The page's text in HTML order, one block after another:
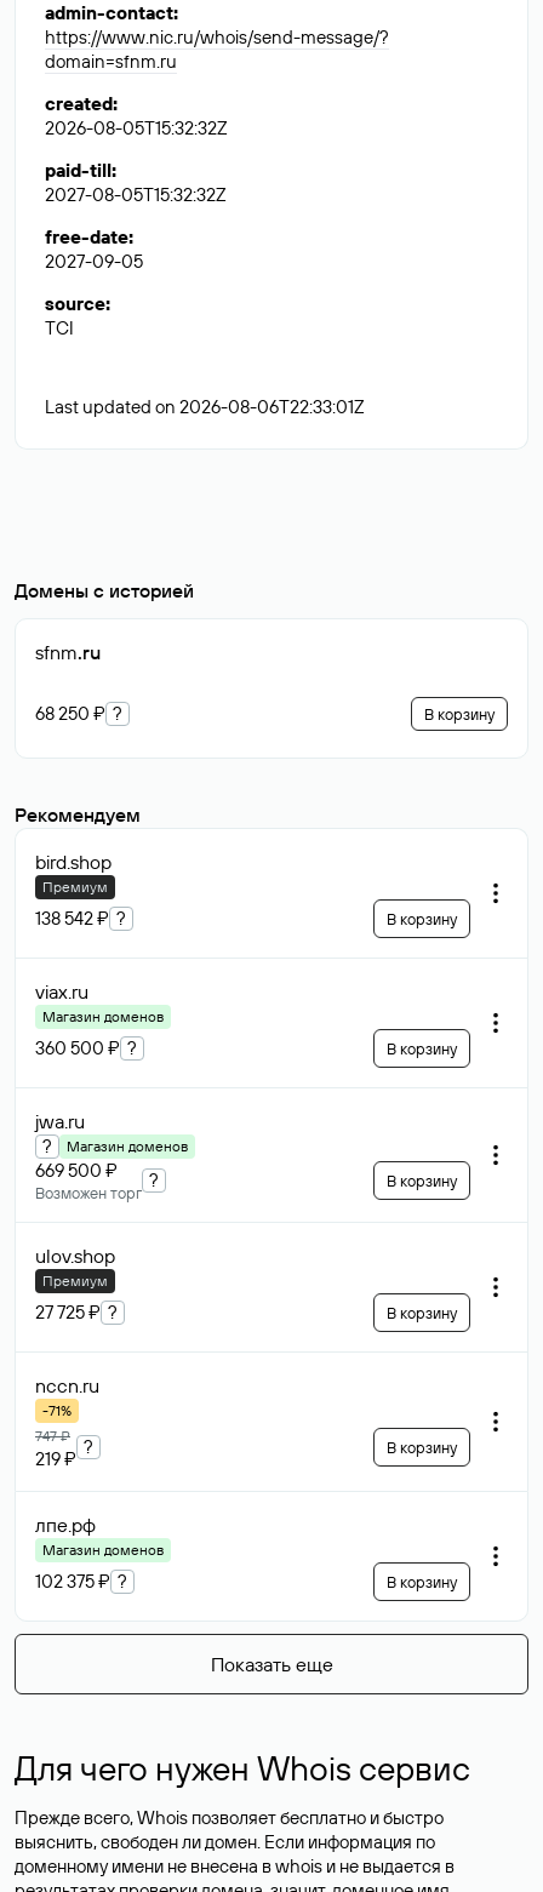
admin-contact:
https://www.nic.ru/whois/send-message/?
domain=sfnm.ru
created:
2026-08-05T15:32:32Z
paid-till:
2027-08-05T15:32:32Z
free-date:
2027-09-05
source:
TCI
Last updated on 2026-08-06T22:33:01Z
Домены с историей
sfnm.ru
68 250 ₽ ? В корзину
Рекомендуем
bird.shop
Премиум
138 542 ₽ ? В корзину
viax.ru
Магазин доменов
360 500 ₽ ? В корзину
jwa.ru
? Магазин доменов
669 500 ₽
Возможен торг
? В корзину
ulov.shop
Премиум
27 725 ₽ ? В корзину
nccn.ru
-71%
747 ₽
219 ₽
? В корзину
лпе.рф
Магазин доменов
102 375 ₽ ? В корзину
Показать еще
Для чего нужен Whois сервис
Прежде всего, Whois позволяет бесплатно и быстро
выяснить, свободен ли домен. Если информация по
доменному имени не внесена в whois и не выдается в